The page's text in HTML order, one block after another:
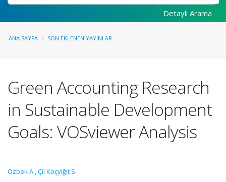
Detaylı Arama
ANA SAYFA SON EKLENEN YAYINLAR
Green Accounting Research
in Sustainable Development
Goals: VOSviewer Analysis
Özbek A.,Çil Koçyiğit S.